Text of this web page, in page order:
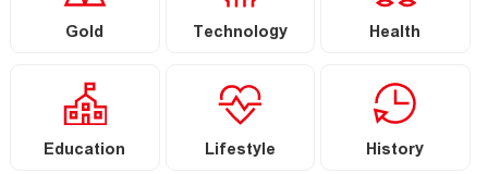
Gold Technology Health
Education Lifestyle History